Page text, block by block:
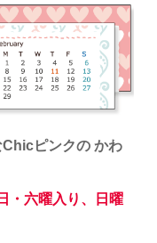
ピンクの かわ
・六曜入り、日曜